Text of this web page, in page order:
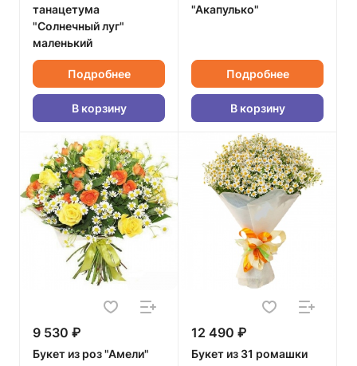
танацетума
"Солнечный луг"
маленький
Подробнее
В корзину
"Акапулько"
Подробнее
В корзину
9 530 ₽
Букет из роз "Амели"
12 490 ₽
Букет из 31 ромашки